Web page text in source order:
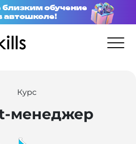
обучение
автошколе!
Курс
менеджер